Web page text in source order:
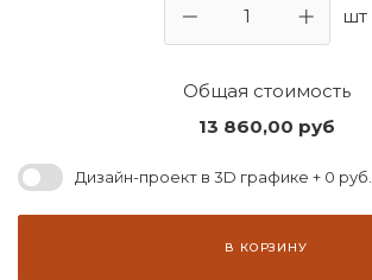
шт
Общая стоимость
13 860,00 руб
Дизайн-проект в 3D графике + 0 руб.
В КОРЗИНУ